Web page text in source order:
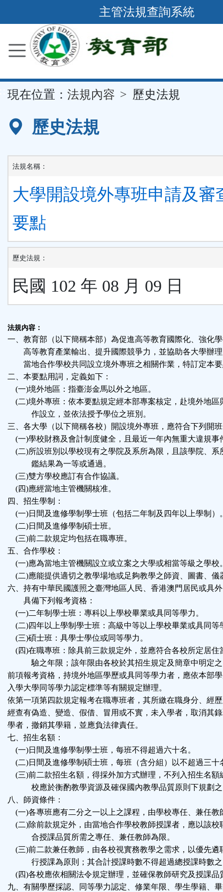
到
要
容
區
主管法規查詢系統
現在位置： 法規內容 歷史法規
歷史法規
法規名稱：
大學開設境外專班申請及審
要點
歷史法規：
民國 102 年 08 月 09 日
法規內容：
一、教育部（以下簡稱本部）為促進高等教育國際化、強化
高等教育產業輸出、提升國際競爭力，並協助各大學辦理
當地合作學校共同設立境外專班之相關作業，特訂定本
二、本要點用詞，定義如下：
(一)境外地區：指臺澎金馬以外之地區。
(二)境外專班：依本要點規定經本部專案核定，赴境外地區
作設立，並依法授予學位之班別。
三、各大學（以下簡稱各校）開設境外專班，應符合下列開
(一)學校財務及會計制度健全，且最近一年內無重大違規事
(二)所設班別以學校現有之學院及系所為限，且該學院、系
鑑結果為一等或通過。
(三)雙方學校應訂有合作協議。
(四)應經當地主管機關核准。
四、招生學制：
(一)日間及進修學制學士班（包括二年制及四年以上學制）
(二)日間及進修學制碩士班。
(三)前二款規定均包括在職專班。
五、合作學校：
(一)應為當地主管機關設立或立案之大學或相當等級之學校
(二)應能提供適切之教學場地或足夠教學之師資、圖書、儀
六、持有中華民國護照之臺灣地區人民、香港澳門居民或具
具備下列報考資格：
(一)二年制學士班：專科以上學校畢業或具同等學力。
(二)四年以上學制學士班：高級中等以上學校畢業或具同等
(三)碩士班：具學士學位或同等學力。
(四)在職專班：除具前三款規定外，並應符合各校所定居住
驗之年限；該年限由各校於其招生規定及簡章中明定
前項報考資格，持境外地區學歷或具同等學力者，應依本部
入學大學同等學力認定標準等有關規定辦理。
依第一項第四款規定報考在職專班者，其所繳在職身分、經
經查有偽造、變造、假借、冒用或不實，未入學者，取消其
學者，撤銷其學籍，並應負法律責任。
七、招生名額：
(一)日間及進修學制學士班，每班不得超過六十名。
(二)日間及進修學制碩士班，每班（含分組）以不超過三十
(三)前二款招生名額，得採外加方式辦理，不列入招生名額
校應於衡酌教學資源及確保國內教學品質原則下規劃
八、師資條件：
(一)各專班應有二分之一以上之課程，由學校專任、兼任教
(二)除前款規定外，由當地合作學校教師授課者，應以該校
合授課品質所需之專任、兼任教師為限。
(三)前二款兼任教師，由各校視實務教學之需求，以優先遴
行授課為原則；其合計授課時數不得超過總授課時數之
(四)各校應依相關法令規定辦理，並確保教師研究及授課品
九、有關學歷採認、同等學力認定、修業年限、學生學籍、